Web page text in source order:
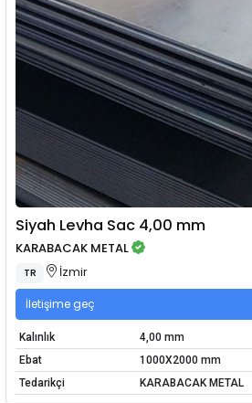
Siyah Levha Sac 4,00 mm
KARABACAK METAL
TR İzmir
İletişime geç
Kalınlık
4,00 mm
Ebat
1000X2000 mm
Tedarikçi
KARABACAK METAL